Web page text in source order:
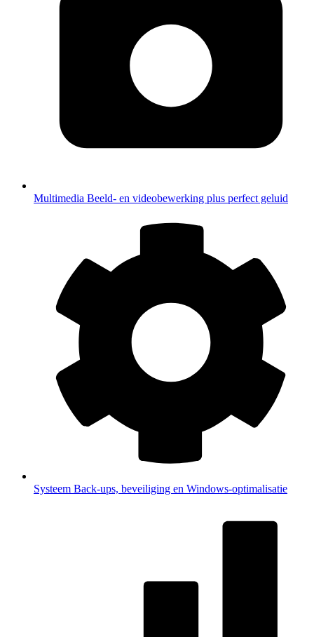
Multimedia Beeld- en videobewerking plus perfect geluid
Systeem Back-ups, beveiliging en Windows-optimalisatie